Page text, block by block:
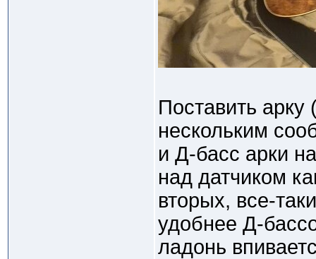
Поставить
нескольким
и Д-басс арки
над датчиком
вторых, все-
удобнее Д-
ладонь